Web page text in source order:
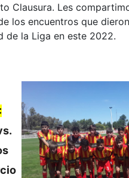
Clausura. Les
los encuentros que
de la Liga en este 2022.